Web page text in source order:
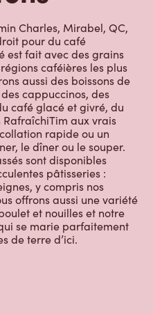
Charles, Mirabel, QC,
pour du café
est fait avec des grains
caféières les plus
aussi des boissons de
cappuccinos, des
café glacé et givré, du
aux vrais
rapide ou un
le dîner ou le souper.
sont disponibles
pâtisseries :
y compris nos
offrons aussi une variété
et nouilles et notre
se marie parfaitement
de terre d’ici.